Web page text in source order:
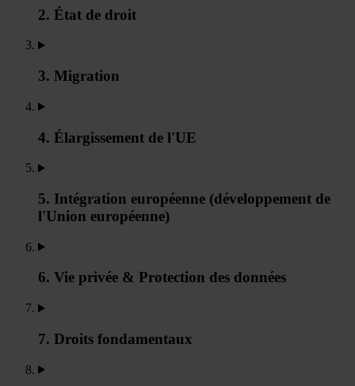
2. État de droit
3. Migration
4. Élargissement de l'UE
5. Intégration européenne (développement de
l'Union européenne)
6. Vie privée & Protection des données
7. Droits fondamentaux